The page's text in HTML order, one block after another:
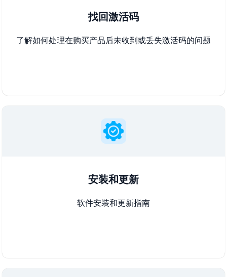
找回激活码
了解如何处理在购买产品后未收到或丢失激活码的问题
安装和更新
软件安装和更新指南